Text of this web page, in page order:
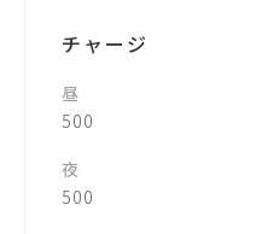
チャージ
昼
500
夜
500